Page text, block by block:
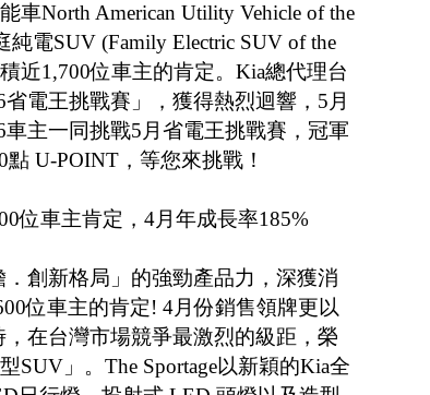
車North American Utility Vehicle of the
純電SUV (Family Electric SUV of the
近1,700位車主的肯定。Kia總代理台
電王挑戰賽」，獲得熱烈迴響，5月
主一同挑戰5月省電王挑戰賽，冠軍
U-POINT，等您來挑戰！
位車主肯定，4月年成長率185%
．創新格局」的強勁產品力，深獲消
位車主的肯定! 4月份銷售領牌更以
在台灣市場競爭最激烈的級距，榮
SUV」。The Sportage以新穎的Kia全